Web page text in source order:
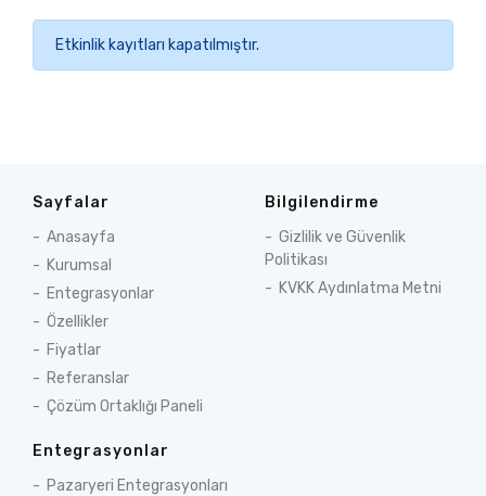
Etkinlik kayıtları kapatılmıştır.
Sayfalar
Anasayfa
Kurumsal
Entegrasyonlar
Özellikler
Fiyatlar
Referanslar
Çözüm Ortaklığı Paneli
Bilgilendirme
Gizlilik ve Güvenlik
Politikası
KVKK Aydınlatma Metni
Entegrasyonlar
Pazaryeri Entegrasyonları